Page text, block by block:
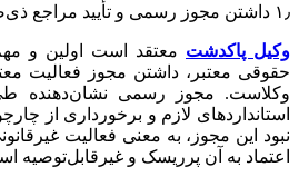
۱٫ داشتن مجوز رسمی و تأیید مراجع ذی‌صلاح
وکیل پاکدشت معتقد است اولین و
حقوقی معتبر، داشتن مجوز فعالیت
وکلاست. مجوز رسمی نشان‌دهنده
استانداردهای لازم و برخورداری
نبود این مجوز، به معنی فعالیت
اعتماد به آن پرریسک و غیرقابل‌توصیه